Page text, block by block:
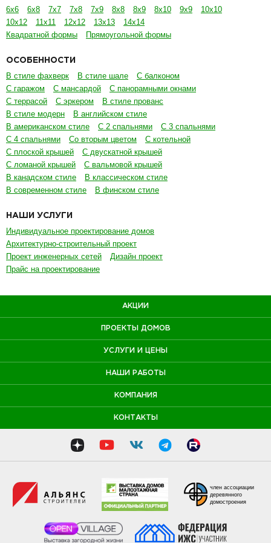
6х6 6х8 7х7 7х8 7х9 8х8 8х9 8х10 9х9
10х10
10х12
11х11 12х12 13х13
14х14
Квадратной формы
Прямоугольной формы
ОСОБЕННОСТИ
В стиле фахверк В стиле шале
С балконом
С гаражом
С мансардой
С панорамными окнами
С террасой
С эркером
В стиле прованс
В стиле модерн
В английском стиле
В американском стиле
С 2 спальнями
С 3 спальнями
С 4 спальнями
Со вторым цветом
С котельной
С плоской крышей
С двускатной крышей
С ломаной крышей
С вальмовой крышей
В канадском стиле
В классическом стиле
В современном стиле
В финском стиле
НАШИ УСЛУГИ
Индивидуальное проектирование домов
Архитектурно-строительный проект
Проект инженерных сетей
Дизайн проект
Прайс на проектирование
АКЦИИ
ПРОЕКТЫ ДОМОВ
УСЛУГИ И ЦЕНЫ
НАШИ РАБОТЫ
КОМПАНИЯ
КОНТАКТЫ
член ассоциации
деревянного
домостроения